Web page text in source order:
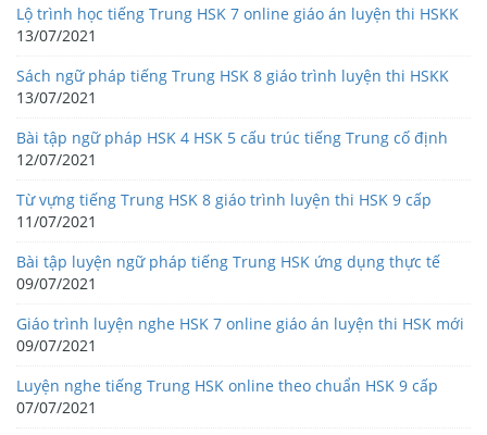
Lộ trình học tiếng Trung HSK 7 online giáo án luyện thi HSKK
13/07/2021
Sách ngữ pháp tiếng Trung HSK 8 giáo trình luyện thi HSKK
13/07/2021
Bài tập ngữ pháp HSK 4 HSK 5 cấu trúc tiếng Trung cố định
12/07/2021
Từ vựng tiếng Trung HSK 8 giáo trình luyện thi HSK 9 cấp
11/07/2021
Bài tập luyện ngữ pháp tiếng Trung HSK ứng dụng thực tế
09/07/2021
Giáo trình luyện nghe HSK 7 online giáo án luyện thi HSK mới
09/07/2021
Luyện nghe tiếng Trung HSK online theo chuẩn HSK 9 cấp
07/07/2021